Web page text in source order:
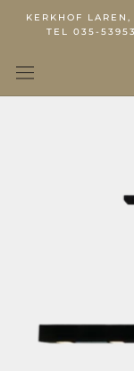
KERKHOF
TEL 035-